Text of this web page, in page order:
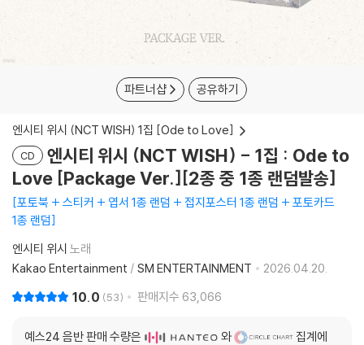
파트너샵 공유하기
엔시티 위시 (NCT WISH) 1집 [Ode to Love]
CD
엔시티 위시 (NCT WISH) - 1집 : Ode to
Love [Package Ver.][2종 중 1종 랜덤발송]
포토북 + 스티커 + 엽서 1종 랜덤 + 접지포스터 1종 랜덤 + 포토카드
1종 랜덤
엔시티 위시 노래
Kakao Entertainment / SM ENTERTAINMENT 2026.04.20.
10.0 53 판매지수 63,066
예스24 음반 판매 수량은 와
집계에